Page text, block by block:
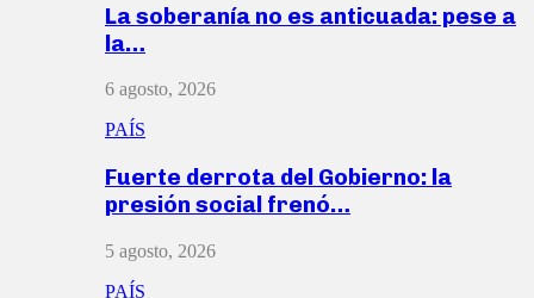
La soberanía no es anticuada: pese a
la…
6 agosto, 2026
PAÍS
Fuerte derrota del Gobierno: la
presión social frenó…
5 agosto, 2026
PAÍS